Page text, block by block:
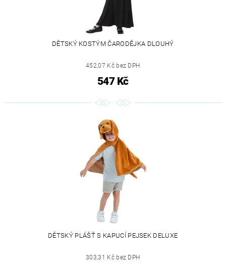
DĚTSKÝ KOSTÝM ČARODĚJKA DLOUHÝ
452,07 Kč bez DPH
547 Kč
DĚTSKÝ PLÁŠŤ S KAPUCÍ PEJSEK DELUXE
303,31 Kč bez DPH